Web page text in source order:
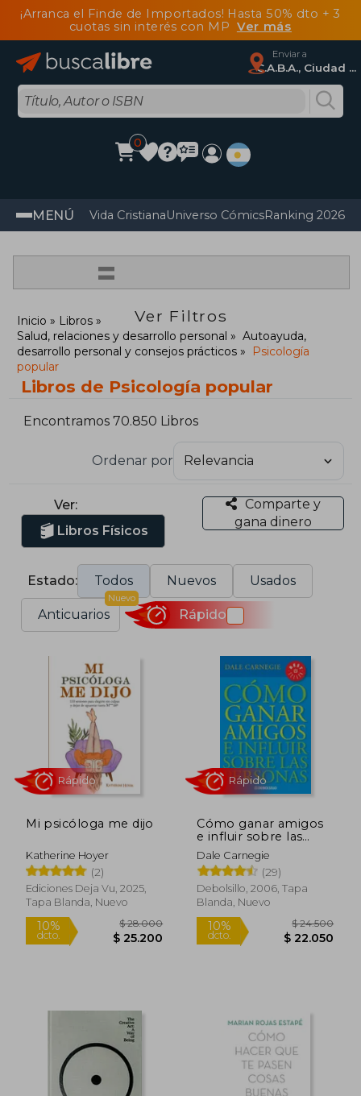
¡Arranca el Finde de Importados! Hasta 50% dto + 3
cuotas sin interés con MP Ver más
Enviar a
C.A.B.A., Ciudad Autónoma De Buenos Aires
0
MENÚ Vida CristianaUniverso CómicsRanking 2026
=
Ver Filtros
Inicio
Libros
Salud, relaciones y desarrollo personal
Autoayuda,
desarrollo personal y consejos prácticos
Psicología
popular
Libros de Psicología popular
Encontramos 70.850 Libros
Ordenar por
Ver:
Libros Físicos
Comparte y
gana dinero
Estado: Todos Nuevos Usados
Anticuarios
Nuevo
Rápido
Mi psicóloga me dijo
Katherine Hoyer
(2)
Ediciones Deja Vu, 2025,
Tapa Blanda, Nuevo
$ 28.000
$ 25.200
Rápido
Cómo ganar amigos
e influir sobre las
personas
Dale Carnegie
(29)
Debolsillo, 2006, Tapa
Blanda, Nuevo
10%
dcto.
Rápido